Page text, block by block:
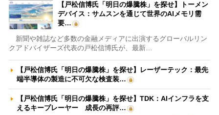
【戸松信博氏「明日の爆騰株」を探せ】トーメン
デバイス：サムスンを通じて世界のAIメモリ需
要…
新聞や雑誌など多数の金融メディアに出演するグローバルリン
クアドバイザーズ代表の戸松信博氏が、最新…
【戸松信博氏「明日の爆騰株」を探せ】レーザーテック：最先
端半導体の製造に不可欠な検査装…
【戸松信博氏「明日の爆騰株」を探せ】TDK：AIインフラを支
えるキープレーヤー 成長の再評…